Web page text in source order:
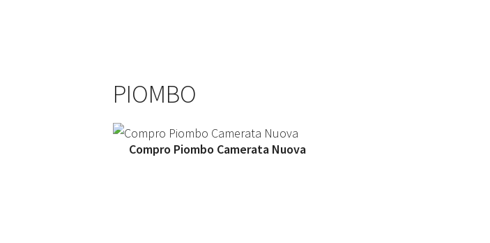
PIOMBO
Compro Piombo Camerata Nuova